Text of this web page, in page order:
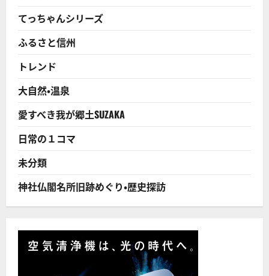
鉾・
屋
台」
決
定
＝
18
件
の
祭
り
―
ユ
ネ
ス
つ
い
て
ら
てっちゃんシリーズ
ふるさと信州
トレンド
大自然・温泉
愛すべき我が郷土SUZAKA
日常の１コマ
未分類
神社仏閣名所旧跡めぐり・歴史探訪